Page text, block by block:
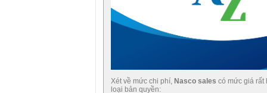
Xét về mức chi phí, Nasco sales có mức giá rất
loại bản quyền: